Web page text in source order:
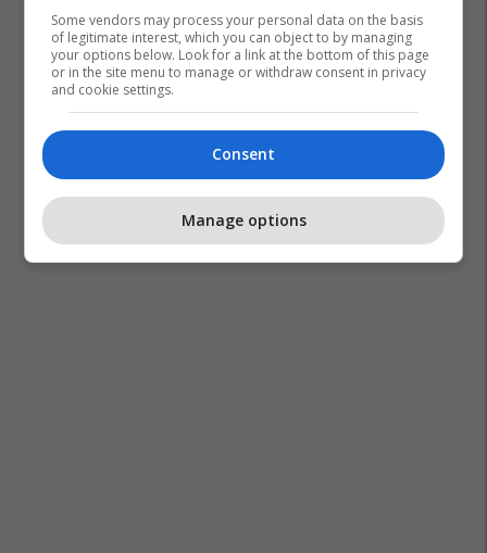
Rrahja
Some vendors may process your personal data on the basis
of legitimate interest, which you can object to by managing
your options below. Look for a link at the bottom of this page
or in the site menu to manage or withdraw consent in privacy
and cookie settings.
Consent
Manage options